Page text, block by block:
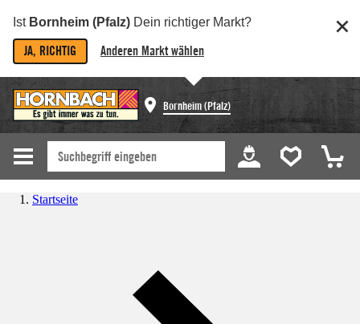
Ist Bornheim (Pfalz) Dein richtiger Markt?
JA, RICHTIG Anderen Markt wählen
Bornheim (Pfalz)
Startseite